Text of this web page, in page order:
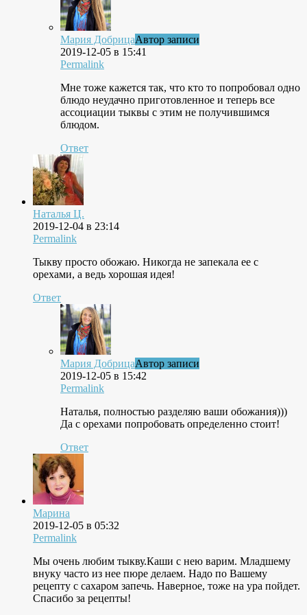
Мария ДобрицаАвтор записи
2019-12-05 в 15:41
Permalink
Мне тоже кажется так, что кто то попробовал одно
блюдо неудачно приготовленное и теперь все
ассоциации тыквы с этим не получившимся
блюдом.
Ответ
Наталья Ц.
2019-12-04 в 23:14
Permalink
Тыкву просто обожаю. Никогда не запекала ее с
орехами, а ведь хорошая идея!
Ответ
Мария ДобрицаАвтор записи
2019-12-05 в 15:42
Permalink
Наталья, полностью разделяю ваши обожания)))
Да с орехами попробовать определенно стоит!
Ответ
Марина
2019-12-05 в 05:32
Permalink
Мы очень любим тыкву.Каши с нею варим. Младшему
внуку часто из нее пюре делаем. Надо по Вашему
рецепту с сахаром запечь. Наверное, тоже на ура пойдет.
Спасибо за рецепты!